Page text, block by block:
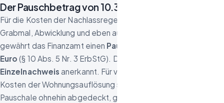
Der Pauschbetrag von 10.300 Euro
Für die Kosten der Nachlassregelung – darunter Bestattung,
Grabmal, Abwicklung und eben auch die Wohnungsauflösung –
gewährt das Finanzamt einen Pauschbetrag von 10.300
Euro (§ 10 Abs. 5 Nr. 3 ErbStG). Dieser Betrag wird
Einzelnachweis anerkannt. Für viele Erben bedeutet das: Die
Kosten der Wohnungsauflösung sind innerhalb dieser
Pauschale ohnehin abgedeckt, ganz ohne Belegsammlung.